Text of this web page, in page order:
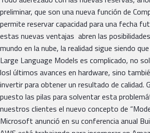
preliminar, que son una nueva función de
permite reservar capacidad para una fecha
estas nuevas ventajas abren las
mundo en la nube, la realidad sigue siendo
Large Language Models es complicado, no
losl últimos avances en hardware, sino
invertir para obtener un resultado de calidad.
puesto las pilas para solventar esta
nuestros clientes el nuevo concepto de
Microsoft anunció en su conferencia anual